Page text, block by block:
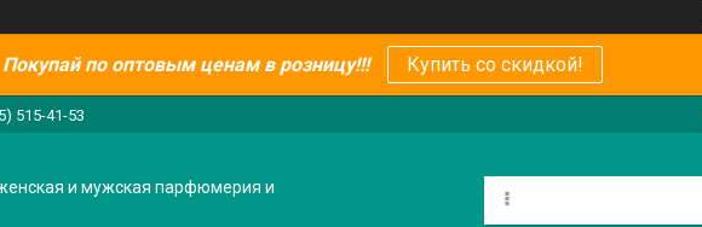
Покупай по оптовым ценам в розницу!!! Купить со скидкой!
515-41-53
и мужская парфюмерия и